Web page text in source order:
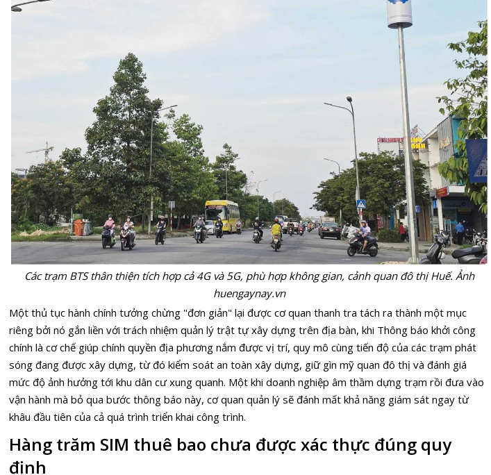
Các trạm BTS thân thiện tích hợp cả 4G và 5G, phù hợp không gian, cảnh quan đô thị Huế. Ảnh
huengaynay.vn
Một thủ tục hành chính tưởng chừng "đơn giản" lại được cơ quan thanh tra tách ra thành một mục
riêng bởi nó gắn liền với trách nhiệm quản lý trật tự xây dựng trên địa bàn, khi Thông báo khởi công
chính là cơ chế giúp chính quyền địa phương nắm được vị trí, quy mô cùng tiến độ của các trạm phát
sóng đang được xây dựng, từ đó kiểm soát an toàn xây dựng, giữ gìn mỹ quan đô thị và đánh giá
mức độ ảnh hưởng tới khu dân cư xung quanh. Một khi doanh nghiệp âm thầm dựng trạm rồi đưa vào
vận hành mà bỏ qua bước thông báo này, cơ quan quản lý sẽ đánh mất khả năng giám sát ngay từ
khâu đầu tiên của cả quá trình triển khai công trình.
Hàng trăm SIM thuê bao chưa được xác thực đúng quy
định